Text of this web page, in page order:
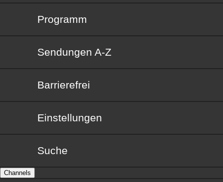
Programm
Sendungen von A bis Z
Sendungen A-Z
Barrierefrei
Barrierefrei
Einstellungen
Suche
Channels